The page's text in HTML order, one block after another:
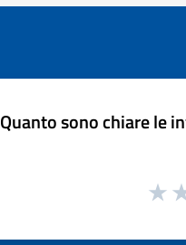
Quanto sono chiare le